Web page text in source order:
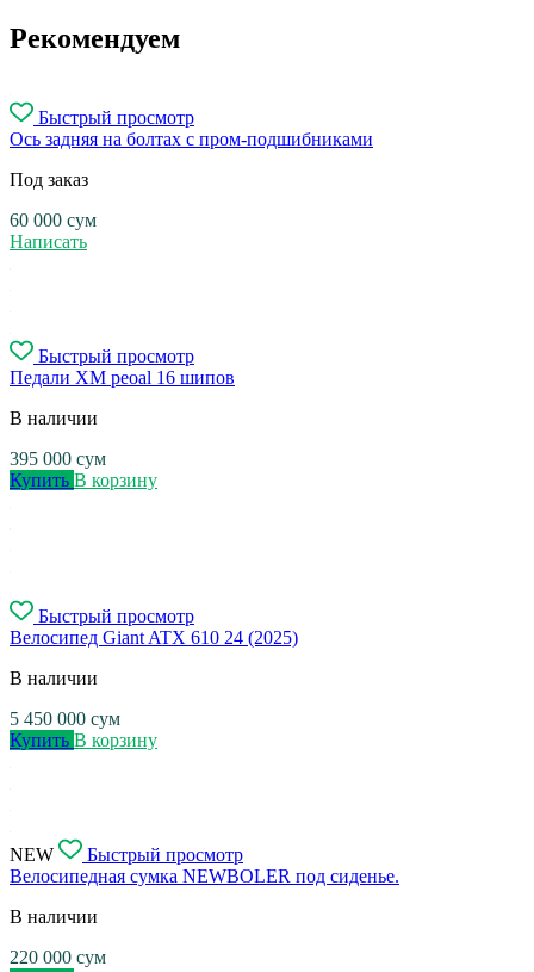
Рекомендуем
Быстрый просмотр
Ось задняя на болтах с пром-подшибниками
Под заказ
60 000 сум
Написать
Быстрый просмотр
Педали XM peoal 16 шипов
В наличии
395 000 сум
Купить В корзину
Быстрый просмотр
Велосипед Giant ATX 610 24 (2025)
В наличии
5 450 000 сум
Купить В корзину
NEW
Быстрый просмотр
Велосипедная сумка NEWBOLER под сиденье.
В наличии
220 000 сум